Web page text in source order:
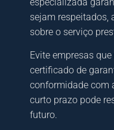
sejam respeitados,
sobre o serviço
Evite empresas
certificado de
conformidade com
curto prazo pode
futuro.